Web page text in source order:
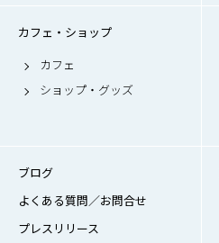
カフェ・ショップ
カフェ
ショップ・グッズ
ブログ
よくある質問／お問合せ
プレスリリース